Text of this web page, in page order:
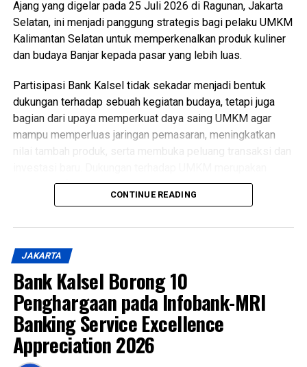
Ajang yang digelar pada 25 Juli 2026 di Ragunan, Jakarta
Selatan, ini menjadi panggung strategis bagi pelaku UMKM
Kalimantan Selatan untuk memperkenalkan produk kuliner
dan budaya Banjar kepada pasar yang lebih luas.
Partisipasi Bank Kalsel tidak sekadar menjadi bentuk
dukungan terhadap sebuah kegiatan budaya, tetapi juga
bagian dari upaya memperkuat daya saing UMKM agar
mampu memperluas jaringan pemasaran, meningkatkan
nilai tambah produk, serta membuka peluang transaksi dan
salah satu fokus Bank Kalsel dalam mendorong
pertumbuhan ekonomi daerah secara berkelanjutan.
Festival ini menghadirkan beragam kuliner khas Banjar,
seperti Soto Banjar, Ketupat Kandangan, Bingka, hingga
aneka wadai tradisional. Kehadiran berbagai produk
unggulan tersebut diharapkan mampu memperkuat citra
kuliner Banjar sebagai bagian dari ekonomi kreatif yang
memiliki potensi besar menembus pasar nasional.
Melalui kolaborasi antara dunia perbankan, komunitas, dan
pelaku usaha, Festival Kuliner Khas Banjar Jakarta 2026
CONTINUE READING
JAKARTA
Bank Kalsel Borong 10
Penghargaan pada Infobank-MRI
Banking Service Excellence
Appreciation 2026